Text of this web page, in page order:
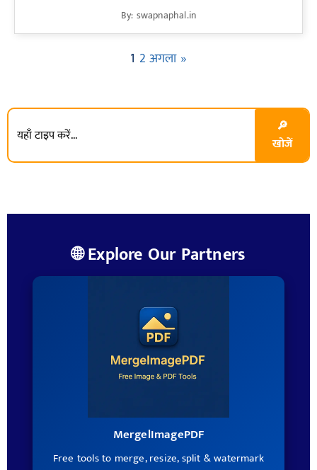
By: swapnaphal.in
1 2 अगला »
🔎
खोजें
🌐 Explore Our Partners
MergelImagePDF
Free tools to merge, resize, split & watermark